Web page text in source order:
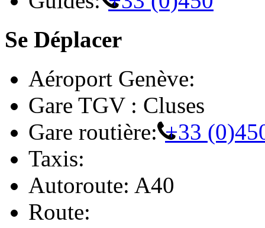
Se Déplacer
Aéroport Genève:
Gare TGV : Cluses
Gare routière: +33
Taxis:
Autoroute: A40
Route: